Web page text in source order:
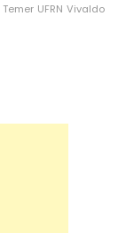
Temer UFRN Vivaldo